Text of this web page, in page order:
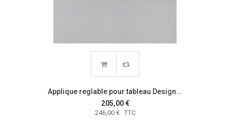
Applique reglable pour tableau Design...
205,00 €
246,00 € TTC